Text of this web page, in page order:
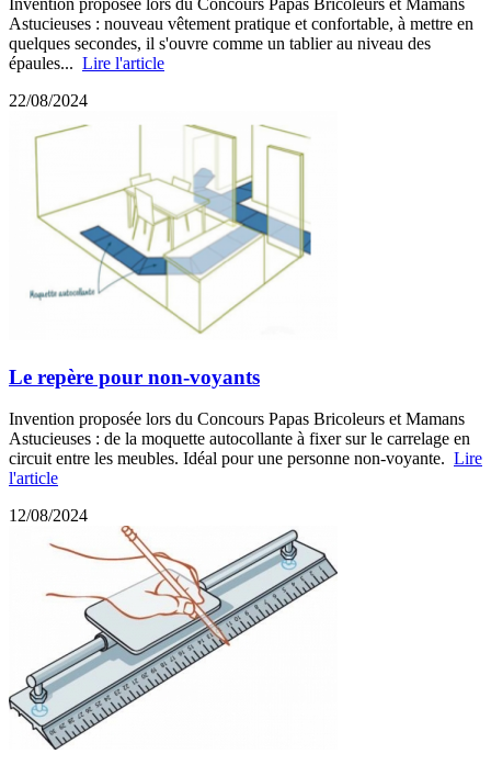
Astucieuses : nouveau vêtement pratique et confortable, à mettre en
quelques secondes, il s'ouvre comme un tablier au niveau des
épaules... Lire l'article
22/08/2024
Le repère pour non-voyants
Invention proposée lors du Concours Papas Bricoleurs et Mamans
Astucieuses : de la moquette autocollante à fixer sur le carrelage en
circuit entre les meubles. Idéal pour une personne non-voyante. Lire
l'article
12/08/2024